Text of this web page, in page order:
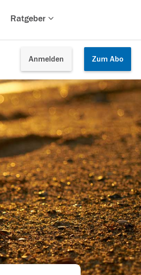
Ratgeber
Anmelden Zum Abo